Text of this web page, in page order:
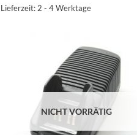
Lieferzeit:2 - 4 Werktage
NICHT VORRÄTIG